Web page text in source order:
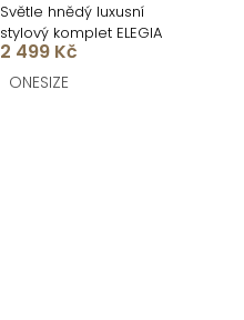
Světle hnědý luxusní
stylový komplet ELEGIA
2 499 Kč
ONESIZE